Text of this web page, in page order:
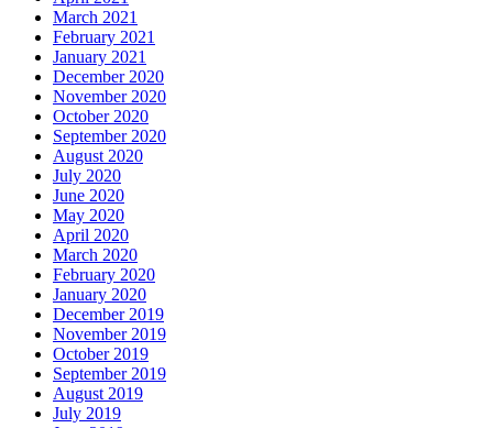
March 2021
February 2021
January 2021
December 2020
November 2020
October 2020
September 2020
August 2020
July 2020
June 2020
May 2020
April 2020
March 2020
February 2020
January 2020
December 2019
November 2019
October 2019
September 2019
August 2019
July 2019